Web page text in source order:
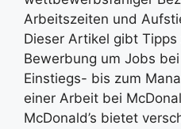
Arbeitszeiten und
Dieser Artikel gibt
Bewerbung um Jobs bei
Einstiegs- bis zum
einer Arbeit bei
McDonald’s bietet